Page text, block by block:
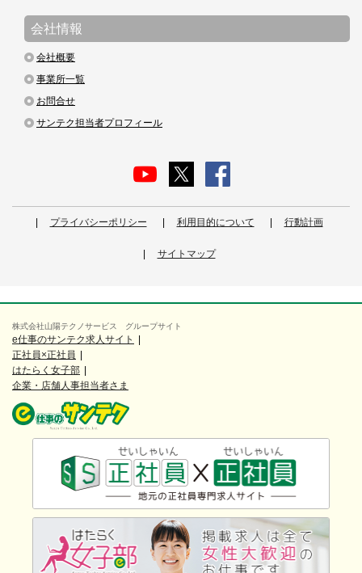
会社情報
会社概要
事業所一覧
お問合せ
サンテク担当者プロフィール
プライバシーポリシー 利用目的について 行動計画
サイトマップ
株式会社山陽テクノサービス グループサイト
e仕事のサンテク求人サイト
正社員×正社員
はたらく女子部
企業・店舗人事担当者さま